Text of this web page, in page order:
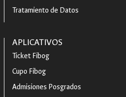
Tratamiento de Datos
APLICATIVOS
Ticket Fibog
Cupo Fibog
Admisiones Posgrados